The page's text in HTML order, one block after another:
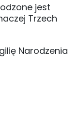
jest
Trzech
Narodzenia